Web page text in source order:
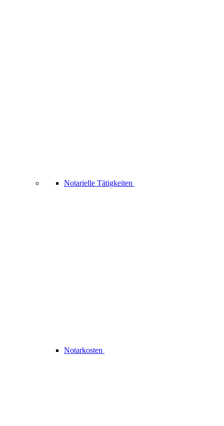
Notarielle Tätigkeiten
Notarkosten